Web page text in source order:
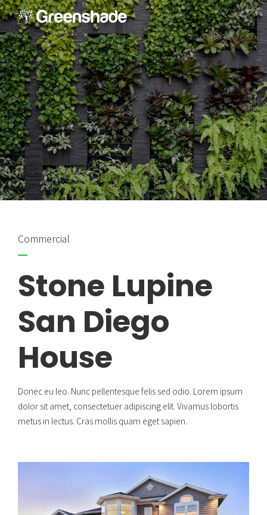
Commercial
Stone Lupine
San Diego
House
Donec eu leo. Nunc pellentesque felis sed odio. Lorem ipsum
dolor sit amet, consectetuer adipiscing elit. Vivamus lobortis
metus in lectus. Cras mollis quam eget sapien.